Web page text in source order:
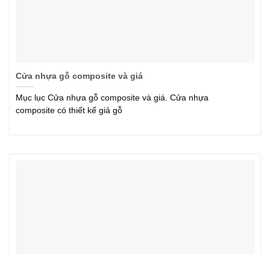
Cửa nhựa gỗ composite và giá
Mục lục Cửa nhựa gỗ composite và giá. Cửa nhựa
composite có thiết kế giả gỗ